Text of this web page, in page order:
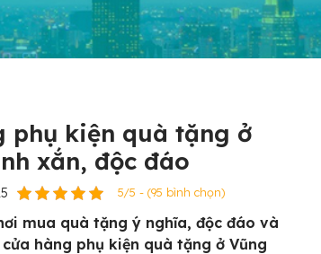
phụ kiện quà tặng ở
xắn, độc đáo
5/5 - (95 bình chọn)
mua quà tặng ý nghĩa, độc đáo và
hàng phụ kiện quà tặng ở Vũng